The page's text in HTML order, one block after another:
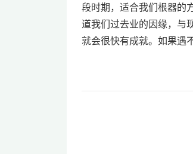
段时期，适合我们根器的
道我们过去业的因缘，与
就会很快有成就。如果遇